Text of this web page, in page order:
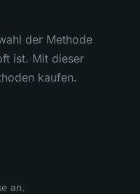
der Methode
ist. Mit dieser
kaufen.
an.